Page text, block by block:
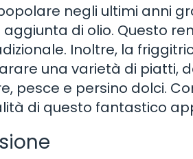
negli ultimi anni
di olio. Questo
Inoltre, la
una varietà di piatti,
pesce e persino dolci.
di questo fantastico